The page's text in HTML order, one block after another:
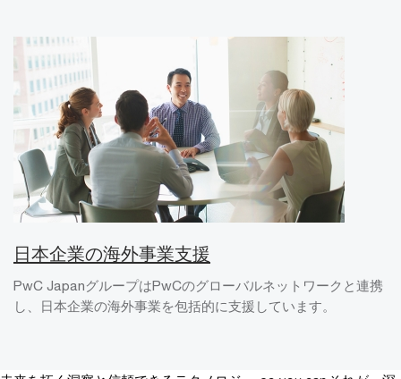
日本企業の海外事業支援
PwC JapanグループはPwCのグローバルネットワークと連携
し、日本企業の海外事業を包括的に支援しています。